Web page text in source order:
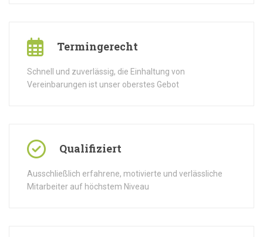
Termingerecht
Schnell und zuverlässig, die Einhaltung von
Vereinbarungen ist unser oberstes Gebot
Qualifiziert
Ausschließlich erfahrene, motivierte und verlässliche
Mitarbeiter auf höchstem Niveau